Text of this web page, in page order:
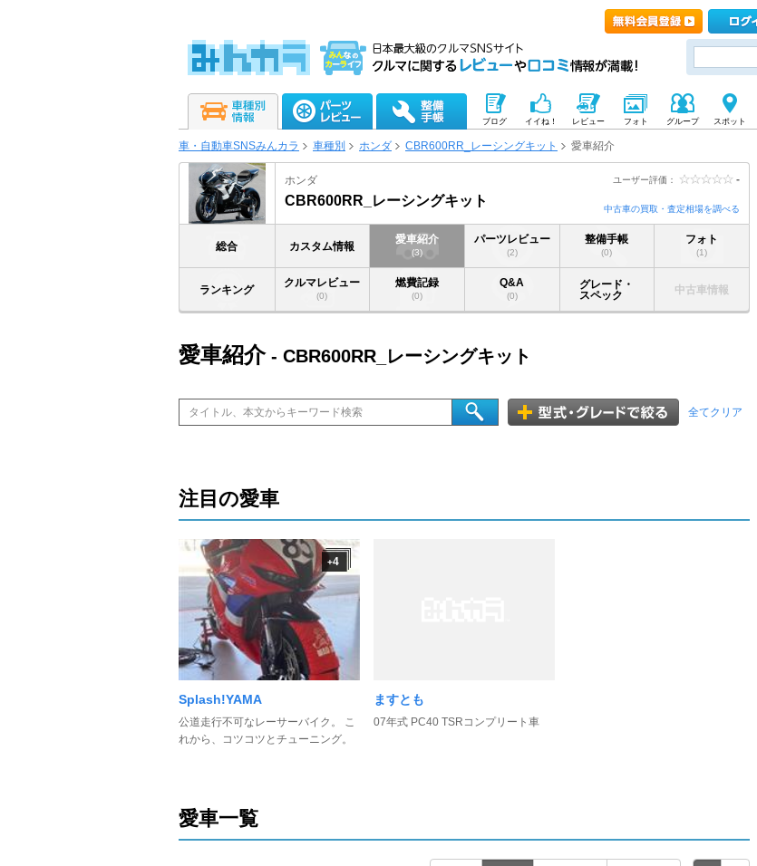
ブログ イイね！ レビュー フォト グループ スポット
車・自動車SNSみんカラ 車種別 ホンダ CBR600RR_レーシングキット 愛車紹介
ユーザー評価： -
ホンダ
CBR600RR_レーシングキット
中古車の買取・査定相場を調べる
総合 カスタム情報
愛車紹介
(3)
パーツレビュー
(2)
整備手帳
(0)
フォト
(1)
ランキング
クルマレビュー
(0)
燃費記録
(0)
Q&A
(0)
グレード・
スペック
中古車情報
愛車紹介- CBR600RR_レーシングキット
全てクリア
注目の愛車
+4
Splash!YAMA
公道走行不可なレーサーバイク。 こ
れから、コツコツとチューニング。
ますとも
07年式 PC40 TSRコンプリート車
愛車一覧